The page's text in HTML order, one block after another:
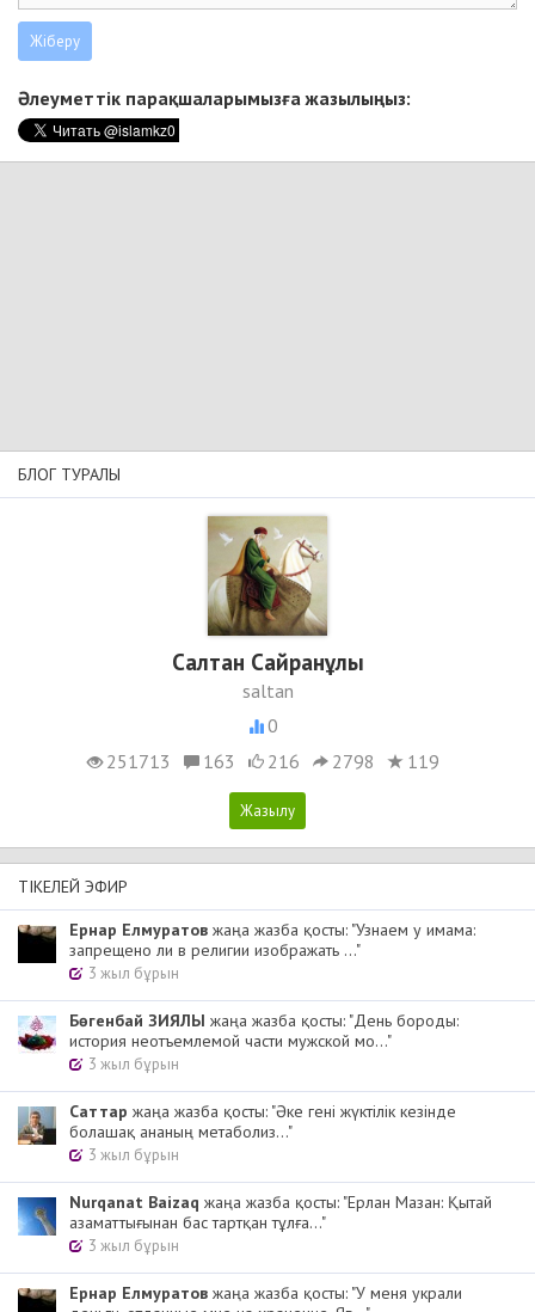
Әлеуметтік парақшаларымызға жазылыңыз:
БЛОГ ТУРАЛЫ
Салтан Сайранұлы
saltan
0
251713
163 216 2798 119
ТІКЕЛЕЙ ЭФИР
Ернар Елмуратов жаңа жазба қосты: "Узнаем у имама:
запрещено ли в религии изображать ..."
3 жыл бұрын
Бөгенбай ЗИЯЛЫ жаңа жазба қосты: "День бороды:
история неотъемлемой части мужской мо..."
3 жыл бұрын
Cаттар жаңа жазба қосты: "Әке гені жүктілік кезінде
болашақ ананың метаболиз..."
3 жыл бұрын
Nurqanat Baizaq жаңа жазба қосты: "Ерлан Мазан: Қытай
азаматтығынан бас тартқан тұлға..."
3 жыл бұрын
Ернар Елмуратов жаңа жазба қосты: "У меня украли